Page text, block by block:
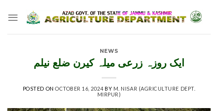
NEWS
ایک روزہ زرعی میلہ کیرن ضلع نیلم
POSTED ONOCTOBER 16, 2024 BY M. NISAR (AGRICULTURE DEPT.
MIRPUR)